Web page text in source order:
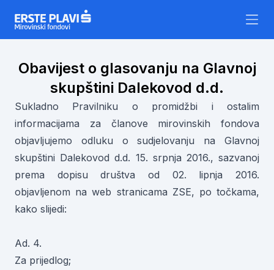
Obavijest o glasovanju na Glavnoj
skupštini Dalekovod d.d.
Sukladno Pravilniku o promidžbi i ostalim
informacijama za članove mirovinskih fondova
objavljujemo odluku o sudjelovanju na Glavnoj
skupštini Dalekovod d.d. 15. srpnja 2016., sazvanoj
prema dopisu društva od 02. lipnja 2016.
objavljenom na web stranicama ZSE, po točkama,
kako slijedi:
Ad. 4.
Za prijedlog;